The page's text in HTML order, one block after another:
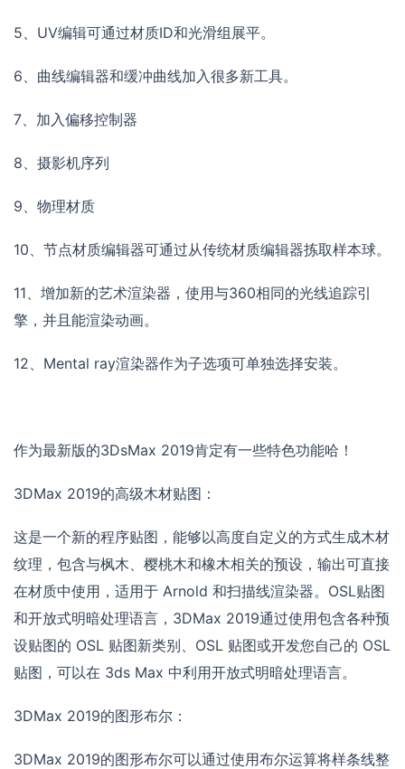
5、UV编辑可通过材质ID和光滑组展平。
6、曲线编辑器和缓冲曲线加入很多新工具。
7、加入偏移控制器
8、摄影机序列
9、物理材质
10、节点材质编辑器可通过从传统材质编辑器拣取样本球。
11、增加新的艺术渲染器，使用与360相同的光线追踪引
擎，并且能渲染动画。
12、Mental ray渲染器作为子选项可单独选择安装。
作为最新版的3DsMax 2019肯定有一些特色功能哈！
3DMax 2019的高级木材贴图：
这是一个新的程序贴图，能够以高度自定义的方式生成木材
纹理，包含与枫木、樱桃木和橡木相关的预设，输出可直接
在材质中使用，适用于 Arnold 和扫描线渲染器。OSL贴图
和开放式明暗处理语言，3DMax 2019通过使用包含各种预
设贴图的 OSL 贴图新类别、OSL 贴图或开发您自己的 OSL
贴图，可以在 3ds Max 中利用开放式明暗处理语言。
3DMax 2019的图形布尔：
3DMax 2019的图形布尔可以通过使用布尔运算将样条线整